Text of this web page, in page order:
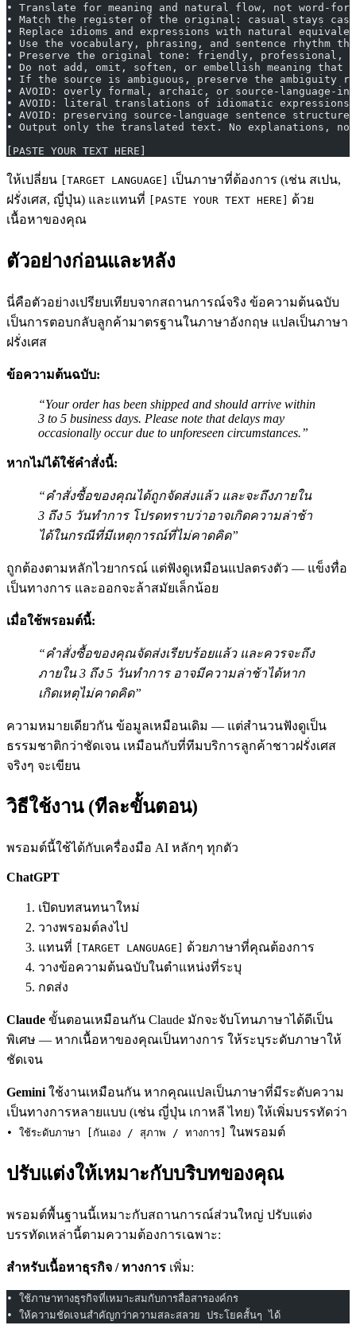
• Translate for meaning and natural flow, not word-for-
• Match the register of the original: casual stays
• Replace idioms and expressions with natural
• Use the vocabulary, phrasing, and sentence rhythm
• Preserve the original tone: friendly, professional,
• Do not add, omit, soften, or embellish meaning
• If the source is ambiguous, preserve the ambiguity
• AVOID: overly formal, archaic, or source-
• AVOID: literal translations of idiomatic expressions.
• AVOID: preserving source-language sentence structure
• Output only the translated text. No explanations, no
[PASTE YOUR TEXT HERE]
ให้เปลี่ยน [TARGET LANGUAGE] เป็นภาษาที่ต้องการ (เช่น สเปน,
ฝรั่งเศส, ญี่ปุ่น) และแทนที่ [PASTE YOUR TEXT HERE] ด้วย
เนื้อหาของคุณ
ตัวอย่างก่อนและหลัง
นี่คือตัวอย่างเปรียบเทียบจากสถานการณ์จริง ข้อความต้นฉบับ
เป็นการตอบกลับลูกค้ามาตรฐานในภาษาอังกฤษ แปลเป็นภาษา
ฝรั่งเศส
ข้อความต้นฉบับ:
“Your order has been shipped and should arrive within
3 to 5 business days. Please note that delays may
occasionally occur due to unforeseen circumstances.”
หากไม่ได้ใช้คำสั่งนี้:
“คำสั่งซื้อของคุณได้ถูกจัดส่งแล้ว และจะถึงภายใน
3 ถึง 5 วันทำการ โปรดทราบว่าอาจเกิดความล่าช้า
ได้ในกรณีที่มีเหตุการณ์ที่ไม่คาดคิด”
ถูกต้องตามหลักไวยากรณ์ แต่ฟังดูเหมือนแปลตรงตัว — แข็งทื่อ
เป็นทางการ และออกจะล้าสมัยเล็กน้อย
เมื่อใช้พรอมต์นี้:
“คำสั่งซื้อของคุณจัดส่งเรียบร้อยแล้ว และควรจะถึง
ภายใน 3 ถึง 5 วันทำการ อาจมีความล่าช้าได้หาก
เกิดเหตุไม่คาดคิด”
ความหมายเดียวกัน ข้อมูลเหมือนเดิม — แต่สำนวนฟังดูเป็น
ธรรมชาติกว่าชัดเจน เหมือนกับที่ทีมบริการลูกค้าชาวฝรั่งเศส
จริงๆ จะเขียน
วิธีใช้งาน (ทีละขั้นตอน)
พรอมต์นี้ใช้ได้กับเครื่องมือ AI หลักๆ ทุกตัว
ChatGPT
เปิดบทสนทนาใหม่
วางพรอมต์ลงไป
แทนที่
[TARGET LANGUAGE]
ด้วยภาษาที่คุณต้องการ
วางข้อความต้นฉบับในตำแหน่งที่ระบุ
กดส่ง
Claude ขั้นตอนเหมือนกัน Claude มักจะจับโทนภาษาได้ดีเป็น
พิเศษ — หากเนื้อหาของคุณเป็นทางการ ให้ระบุระดับภาษาให้
ชัดเจน
Gemini ใช้งานเหมือนกัน หากคุณแปลเป็นภาษาที่มีระดับความ
เป็นทางการหลายแบบ (เช่น ญี่ปุ่น เกาหลี ไทย) ให้เพิ่มบรรทัดว่า
• ใช้ระดับภาษา [กันเอง / สุภาพ / ทางการ] ในพรอมต์
ปรับแต่งให้เหมาะกับบริบทของคุณ
พรอมต์พื้นฐานนี้เหมาะกับสถานการณ์ส่วนใหญ่ ปรับแต่ง
บรรทัดเหล่านี้ตามความต้องการเฉพาะ:
สำหรับเนื้อหาธุรกิจ / ทางการ เพิ่ม:
• ใช้ภาษาทางธุรกิจที่เหมาะสมกับการสื่อสารองค์กร
• ให้ความชัดเจนสำคัญกว่าความสละสลวย ประโยคสั้นๆ ได้